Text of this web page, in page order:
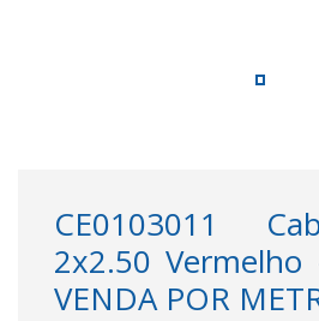
CE0103011
2x2.50
VENDA POR